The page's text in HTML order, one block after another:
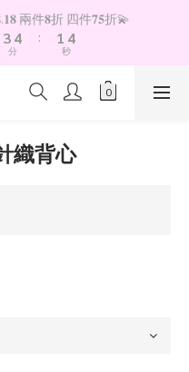
兩件𝟖折 四件𝟕𝟓折💫
4
3
2
5
4
3
分
:
2
1
0
5
4
3
1
秒
織背心